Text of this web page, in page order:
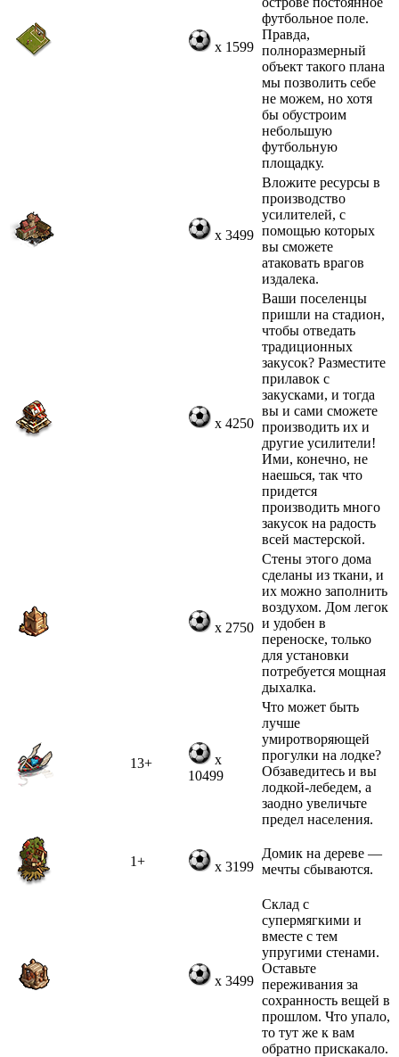
x 1599
футбольное поле.
Правда,
полноразмерный
объект такого плана
мы позволить себе
не можем, но хотя
бы обустроим
небольшую
футбольную
площадку.
x 3499
Вложите ресурсы в
производство
усилителей, с
помощью которых
вы сможете
атаковать врагов
издалека.
x 4250
Ваши поселенцы
пришли на стадион,
чтобы отведать
традиционных
закусок? Разместите
прилавок с
закусками, и тогда
вы и сами сможете
производить их и
другие усилители!
Ими, конечно, не
наешься, так что
придется
производить много
закусок на радость
всей мастерской.
x 2750
Стены этого дома
сделаны из ткани, и
их можно заполнить
воздухом. Дом легок
и удобен в
переноске, только
для установки
потребуется мощная
дыхалка.
13+
x
10499
Что может быть
лучше
умиротворяющей
прогулки на лодке?
Обзаведитесь и вы
лодкой-лебедем, а
заодно увеличьте
предел населения.
1+ x 3199
Домик на дереве —
мечты сбываются.
x 3499
Склад с
супермягкими и
вместе с тем
упругими стенами.
Оставьте
переживания за
сохранность вещей в
прошлом. Что упало,
то тут же к вам
обратно прискакало.